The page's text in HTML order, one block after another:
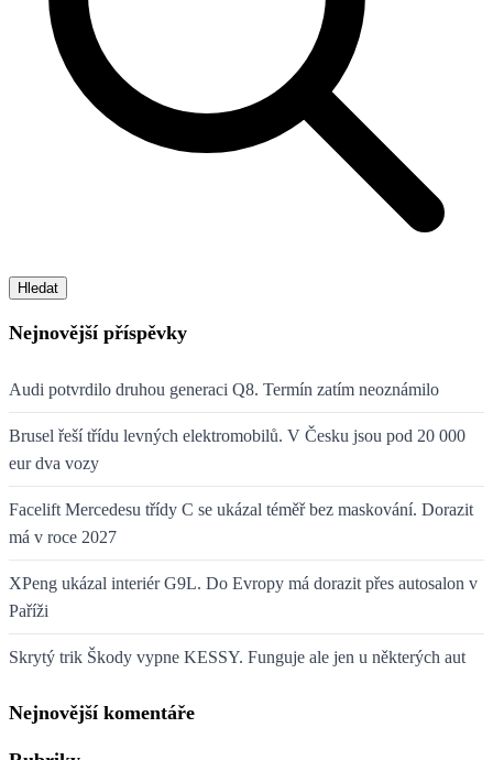
Hledat
Nejnovější příspěvky
Audi potvrdilo druhou generaci Q8. Termín zatím neoznámilo
Brusel řeší třídu levných elektromobilů. V Česku jsou pod 20 000
eur dva vozy
Facelift Mercedesu třídy C se ukázal téměř bez maskování. Dorazit
má v roce 2027
XPeng ukázal interiér G9L. Do Evropy má dorazit přes autosalon v
Paříži
Skrytý trik Škody vypne KESSY. Funguje ale jen u některých aut
Nejnovější komentáře